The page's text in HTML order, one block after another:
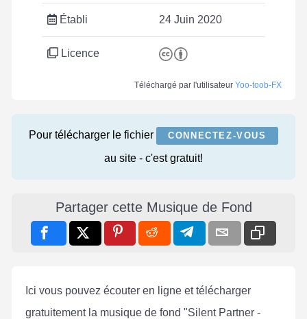
Établi 24 Juin 2020
Licence
Téléchargé par l'utilisateur Yoo-toob-FX
Pour télécharger le fichier CONNECTEZ-VOUS
au site - c'est gratuit!
Partager cette Musique de Fond
Ici vous pouvez écouter en ligne et télécharger
gratuitement la musique de fond "Silent Partner -